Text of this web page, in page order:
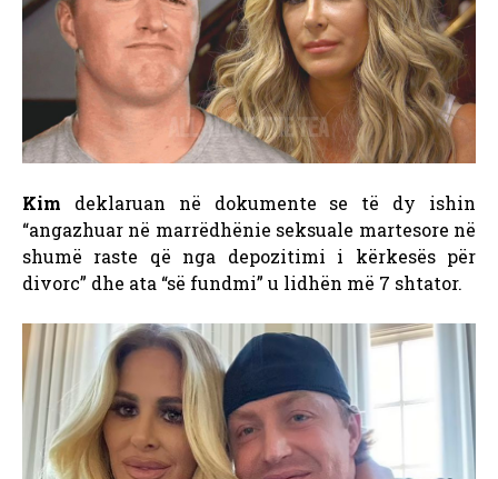
Kim deklaruan në dokumente se të dy ishin
“angazhuar në marrëdhënie seksuale martesore në
shumë raste që nga depozitimi i kërkesës për
divorc” dhe ata “së fundmi” u lidhën më 7 shtator.